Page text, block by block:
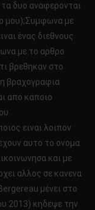
δυο αναφερονται
μου);Συμφωνα με
ένας διεθνους
με τo αρθρο
βρεθηκαν στο
βραχογραφια
απο καποιο
ειναι λοιπον
αυτο το ονομα
και με
αλλος σε κανενα
μένει στο
2013) κηδεψε την